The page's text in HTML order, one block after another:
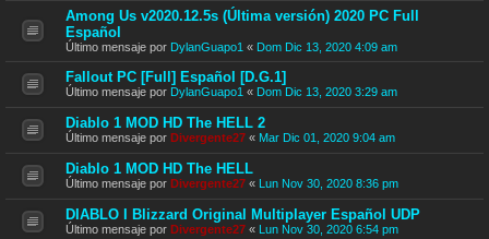
Among Us v2020.12.5s (Última versión) 2020 PC Full
Español
Último mensaje por DylanGuapo1 « Dom Dic 13, 2020 4:09 am
Fallout PC [Full] Español [D.G.1]
Último mensaje por DylanGuapo1 « Dom Dic 13, 2020 3:29 am
Diablo 1 MOD HD The HELL 2
Último mensaje por Divergente27 « Mar Dic 01, 2020 9:04 am
Diablo 1 MOD HD The HELL
Último mensaje por Divergente27 « Lun Nov 30, 2020 8:36 pm
DIABLO I Blizzard Original Multiplayer Español UDP
Último mensaje por Divergente27 « Lun Nov 30, 2020 6:54 pm